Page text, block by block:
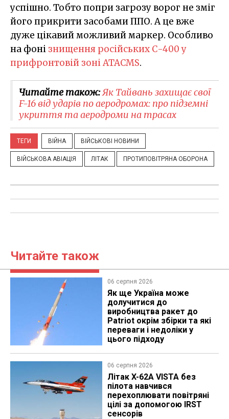
успішно. Тобто попри загрозу ворог не зміг
його прикрити засобами ППО. А це вже
дуже цікавий можливий маркер. Особливо
на фоні знищення російських С-400 у
прифронтовій зоні ATACMS.
Читайте також:Як Тайвань захищає свої
F-16 від ударів по аеродромах: про підземні
укриття та аеродроми на трасах
ТЕГИ ВІЙНА ВІЙСЬКОВІ НОВИНИ
ВІЙСЬКОВА АВІАЦІЯ ЛІТАК ПРОТИПОВІТРЯНА ОБОРОНА
Читайте також
06 серпня 2026
Як ще Україна може
долучитися до
виробництва ракет до
Patriot окрім збірки та які
переваги і недоліки у
цього підходу
06 серпня 2026
Літак X-62A VISTA без
пілота навчився
перехоплювати повітряні
цілі за допомогою IRST
сенсорів